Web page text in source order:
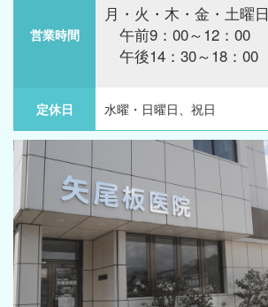
営業時間
月・火・木・金・土曜日
午前9：00～12：00
午後14：30～18：00
定休日 水曜・日曜日、祝日